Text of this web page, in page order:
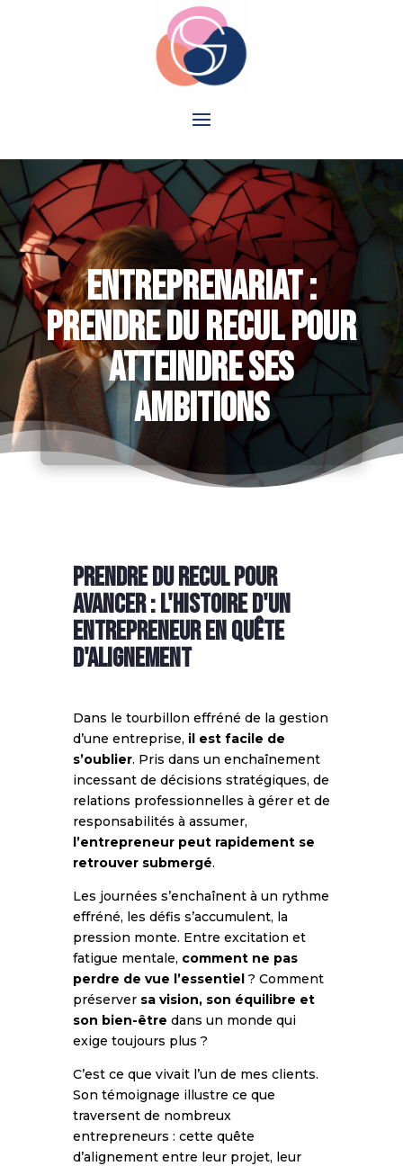
entreprenariat :
prendre du recul pour
atteindre ses
ambitions
Prendre du recul pour
avancer : L'histoire d'un
entrepreneur en quête
d'alignement
Dans le tourbillon effréné de la gestion
d’une entreprise, il est facile de
s’oublier. Pris dans un enchaînement
incessant de décisions stratégiques, de
relations professionnelles à gérer et de
responsabilités à assumer,
l’entrepreneur peut rapidement se
retrouver submergé.
Les journées s’enchaînent à un rythme
effréné, les défis s’accumulent, la
pression monte. Entre excitation et
fatigue mentale, comment ne pas
perdre de vue l’essentiel? Comment
préserver sa vision, son équilibre et
son bien-être dans un monde qui
exige toujours plus ?
C’est ce que vivait l’un de mes clients.
Son témoignage illustre ce que
traversent de nombreux
entrepreneurs : cette quête
d’alignement entre leur projet, leur